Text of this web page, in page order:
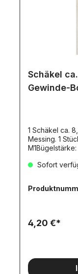
Schäkel
Gewinde-
1 Schäkel ca.
Messing. 1 Stück!
M1Bügelstärke:
Sofort
4,20 €*